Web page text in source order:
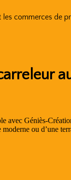
les commerces de
avec Géniès-
moderne ou d’une